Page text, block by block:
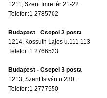
1211, Szent Imre tér 21-22.
Telefon:1 2785702
Budapest - Csepel 2 posta
1214, Kossuth Lajos u.111-113
Telefon:1 2766523
Budapest - Csepel 3 posta
1213, Szent István u.230.
Telefon:1 2777550